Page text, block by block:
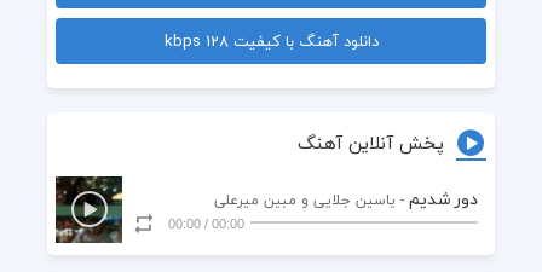
ما دورشدیم از هم به اجبار
میخوامت تورو قسم به چشمات
میخواستی بری هردفعه انگار
دانلود آهنگ با کیفیت 128 kbps
پخش آنلاین آهنگ
دور شدیم - یاسین جلایی و مبین میرعلی
00:00
/
00:00